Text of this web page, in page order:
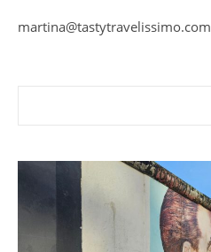
martina@tastytravelissimo.com